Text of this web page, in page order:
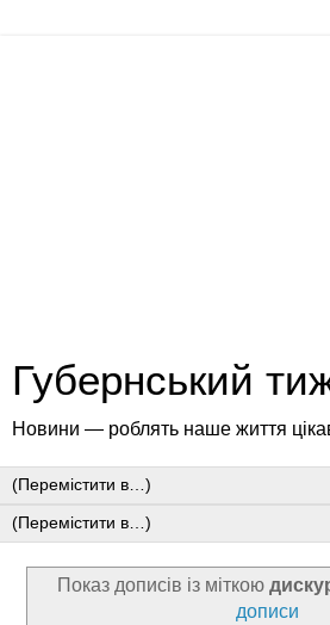
Губернський
Новини — роблять наше життя
Показ дописів із міткою
дописи